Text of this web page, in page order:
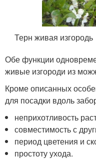
Терн живая изгородь
Обе функции
живые изгороди из
Кроме описанных
для посадки вдоль
неприхотливость
совместимость с
период цветения и
простоту ухода.